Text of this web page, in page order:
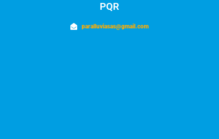
PQR
paralluviasas@gmail.com